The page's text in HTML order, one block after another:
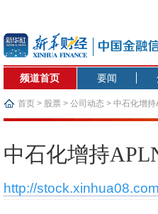
频道首页 要闻
首页 > 股票 > 公司动态 > 中石化增
中石化增持
http://